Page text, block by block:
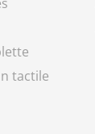
tactile